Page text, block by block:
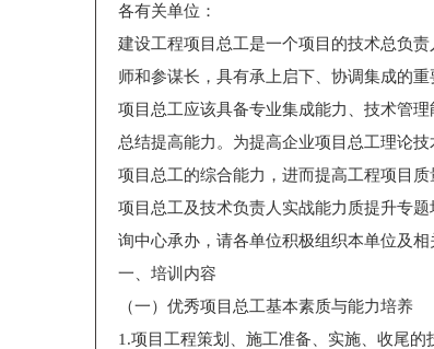
各有关单位：
建设工程项目总工是一个项目的技术总负
师和参谋长，具有承上启下、协调集成的
项目总工应该具备专业集成能力、技术管
总结提高能力。为提高企业项目总工理论
项目总工的综合能力，进而提高工程项目
项目总工及技术负责人实战能力质提升专
询中心承办，请各单位积极组织本单位及
一、培训内容
（一）优秀项目总工基本素质与能力培养
1.项目工程策划、施工准备、实施、收尾的